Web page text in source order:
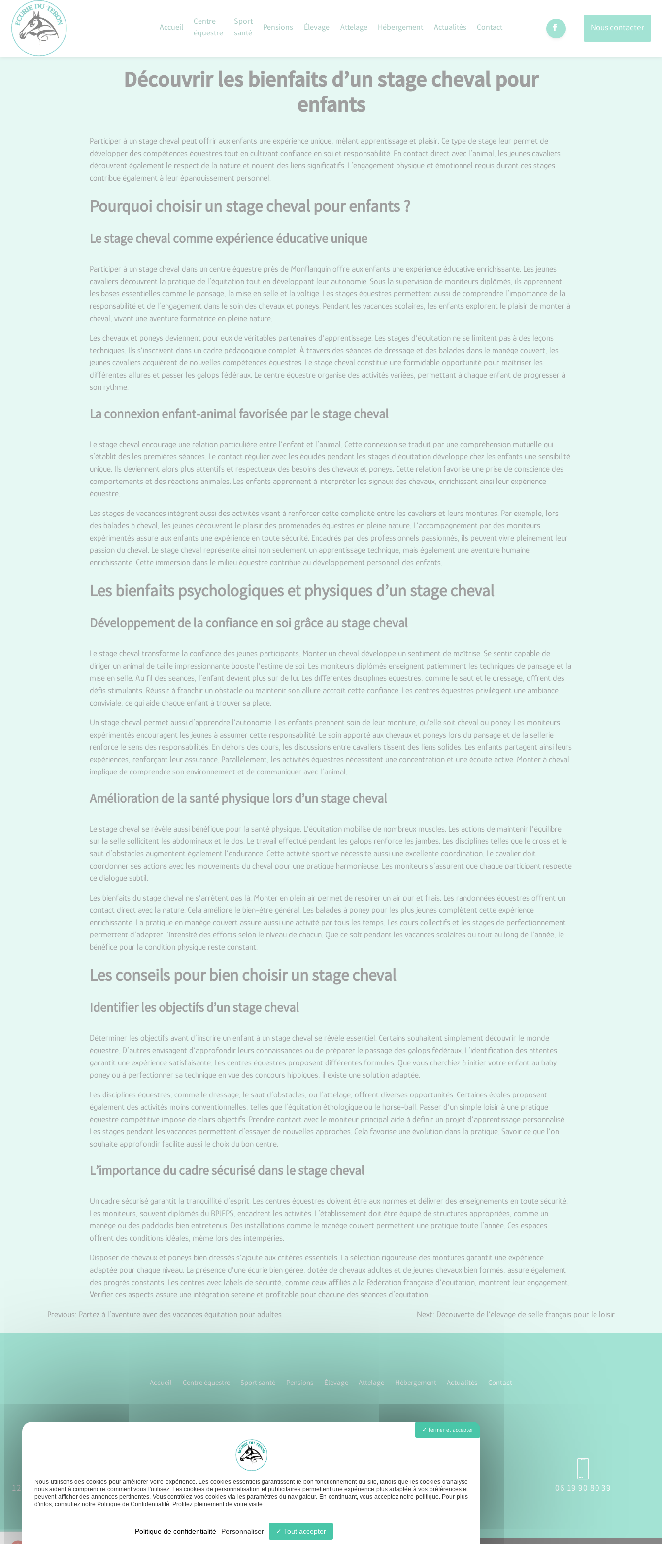
content
Accueil
Centre
équestre
Sport
santé
Pensions Élevage Attelage Hébergement Actualités Contact Nous contacter
Découvrir les bienfaits d’un stage cheval pour
enfants
Participer à un stage cheval peut offrir aux enfants une expérience unique, mêlant apprentissage et plaisir. Ce type de stage leur permet de
développer des compétences équestres tout en cultivant confiance en soi et responsabilité. En contact direct avec l’animal, les jeunes cavaliers
découvrent également le respect de la nature et nouent des liens significatifs. L’engagement physique et émotionnel requis durant ces stages
contribue également à leur épanouissement personnel.
Pourquoi choisir un stage cheval pour enfants ?
Le stage cheval comme expérience éducative unique
Participer à un stage cheval dans uncentre équestre près de Monflanquin offre aux enfants une expérience éducative enrichissante. Les jeunes
cavaliers découvrent la pratique de l’équitation tout en développant leur autonomie. Sous la supervision de moniteurs diplômés, ils apprennent
les bases essentielles comme le pansage, la mise en selle et la voltige. Les stages équestres permettent aussi de comprendre l’importance de la
responsabilité et de l’engagement dans le soin des chevaux et poneys. Pendant les vacances scolaires, les enfants explorent le plaisir de monter à
cheval, vivant une aventure formatrice en pleine nature.
Les chevaux et poneys deviennent pour eux de véritables partenaires d’apprentissage. Les stages d’équitation ne se limitent pas à des leçons
techniques. Ils s’inscrivent dans un cadre pédagogique complet. À travers des séances de dressage et des balades dans le manège couvert, les
jeunes cavaliers acquièrent de nouvelles compétences équestres. Le stage cheval constitue une formidable opportunité pour maîtriser les
différentes allures et passer les galops fédéraux. Le centre équestre organise des activités variées, permettant à chaque enfant de progresser à
son rythme.
La connexion enfant-animal favorisée par le stage cheval
Le stage cheval encourage une relation particulière entre l’enfant et l’animal. Cette connexion se traduit par une compréhension mutuelle qui
s’établit dès les premières séances. Le contact régulier avec les équidés pendant les stages d’équitation développe chez les enfants une sensibilité
unique. Ils deviennent alors plus attentifs et respectueux des besoins des chevaux et poneys. Cette relation favorise une prise de conscience des
comportements et des réactions animales. Les enfants apprennent à interpréter les signaux des chevaux, enrichissant ainsi leur expérience
équestre.
Les stages de vacances intègrent aussi des activités visant à renforcer cette complicité entre les cavaliers et leurs montures. Par exemple, lors
des balades à cheval, les jeunes découvrent le plaisir des promenades équestres en pleine nature. L’accompagnement par des moniteurs
expérimentés assure aux enfants une expérience en toute sécurité. Encadrés par des professionnels passionnés, ils peuvent vivre pleinement leur
passion du cheval. Le stage cheval représente ainsi non seulement un apprentissage technique, mais également une aventure humaine
enrichissante. Cette immersion dans le milieu équestre contribue au développement personnel des enfants.
Les bienfaits psychologiques et physiques d’un stage cheval
Développement de la confiance en soi grâce au stage cheval
Le stage cheval transforme la confiance des jeunes participants. Monter un cheval développe un sentiment de maîtrise. Se sentir capable de
diriger un animal de taille impressionnante booste l’estime de soi. Les moniteurs diplômés enseignent patiemment les techniques de pansage et la
mise en selle. Au fil des séances, l’enfant devient plus sûr de lui. Les différentes disciplines équestres, comme le saut et le dressage, offrent des
défis stimulants. Réussir à franchir un obstacle ou maintenir son allure accroît cette confiance. Les centres équestres privilégient une ambiance
conviviale, ce qui aide chaque enfant à trouver sa place.
Un stage cheval permet aussi d’apprendre l’autonomie. Les enfants prennent soin de leur monture, qu’elle soit cheval ou poney. Les moniteurs
expérimentés encouragent les jeunes à assumer cette responsabilité. Le soin apporté aux chevaux et poneys lors du pansage et de la sellerie
renforce le sens des responsabilités. En dehors des cours, les discussions entre cavaliers tissent des liens solides. Les enfants partagent ainsi leurs
expériences, renforçant leur assurance. Parallèlement, les activités équestres nécessitent une concentration et une écoute active. Monter à cheval
implique de comprendre son environnement et de communiquer avec l’animal.
Amélioration de la santé physique lors d’un stage cheval
Le stage cheval se révèle aussi bénéfique pour la santé physique. L’équitation mobilise de nombreux muscles. Les actions de maintenir l’équilibre
sur la selle sollicitent les abdominaux et le dos. Le travail effectué pendant les galops renforce les jambes. Les disciplines telles que le cross et le
saut d’obstacles augmentent également l’endurance. Cette activité sportive nécessite aussi une excellente coordination. Le cavalier doit
coordonner ses actions avec les mouvements du cheval pour une pratique harmonieuse. Les moniteurs s’assurent que chaque participant respecte
ce dialogue subtil.
Les bienfaits du stage cheval ne s’arrêtent pas là. Monter en plein air permet de respirer un air pur et frais. Les randonnées équestres offrent un
contact direct avec la nature. Cela améliore le bien-être général. Les balades à poney pour les plus jeunes complètent cette expérience
enrichissante. La pratique en manège couvert assure aussi une activité par tous les temps. Les cours collectifs et les stages de perfectionnement
permettent d’adapter l’intensité des efforts selon le niveau de chacun. Que ce soit pendant les vacances scolaires ou tout au long de l’année, le
bénéfice pour la condition physique reste constant.
Les conseils pour bien choisir un stage cheval
Identifier les objectifs d’un stage cheval
Déterminer les objectifs avant d’inscrire un enfant à un stage cheval se révèle essentiel. Certains souhaitent simplement découvrir le monde
équestre. D’autres envisagent d’approfondir leurs connaissances ou de préparer le passage des galops fédéraux. L’identification des attentes
garantit une expérience satisfaisante. Les centres équestres proposent différentes formules. Que vous cherchiez à initier votre enfant au baby
poney ou à perfectionner sa technique en vue des concours hippiques, il existe une solution adaptée.
Les disciplines équestres, comme le dressage, le saut d’obstacles, ou l’attelage, offrent diverses opportunités. Certaines écoles proposent
également des activités moins conventionnelles, telles que l’équitation éthologique ou le horse-ball. Passer d’un simple loisir à une pratique
équestre compétitive impose de clairs objectifs. Prendre contact avec le moniteur principal aide à définir un projet d’apprentissage personnalisé.
Les stages pendant les vacances permettent d’essayer de nouvelles approches. Cela favorise une évolution dans la pratique. Savoir ce que l’on
souhaite approfondir facilite aussi le choix du bon centre.
L’importance du cadre sécurisé dans le stage cheval
Un cadre sécurisé garantit la tranquillité d’esprit. Les centres équestres doivent être aux normes et délivrer des enseignements en toute sécurité.
Les moniteurs, souvent diplômés du BPJEPS, encadrent les activités. L’établissement doit être équipé de structures appropriées, comme un
manège ou des paddocks bien entretenus. Des installations comme le manège couvert permettent une pratique toute l’année. Ces espaces
offrent des conditions idéales, même lors des intempéries.
Disposer de chevaux et poneys bien dressés s’ajoute aux critères essentiels. La sélection rigoureuse des montures garantit une expérience
adaptée pour chaque niveau. La présence d’une écurie bien gérée, dotée de chevaux adultes et de jeunes chevaux bien formés, assure également
des progrès constants. Les centres avec labels de sécurité, comme ceux affiliés à la Fédération française d’équitation, montrent leur engagement.
Vérifier ces aspects assure une intégration sereine et profitable pour chacune des séances d’équitation.
Navigation
Previous: Partez à l’aventure avec des vacances équitation pour adultes Next: Découverte de l’élevage de selle français pour le loisir
Accueil Centre équestre Sport santé Pensions Élevage Attelage Hébergement Actualités Contact
125 chemin du teron, 47300 Pujols
À partir du 1er juillet Lundi - Samedi :
8h30 - 12h30 / 17h - 20h
contact@ecurie-du-teron.fr 06 19 90 80 39
Fermer et accepter
Nous utilisons des cookies pour améliorer votre expérience. Les cookies essentiels garantissent le bon fonctionnement du site, tandis que les cookies d'analyse
nous aident à comprendre comment vous l'utilisez. Les cookies de personnalisation et publicitaires permettent une expérience plus adaptée à vos préférences et
peuvent afficher des annonces pertinentes. Vous contrôlez vos cookies via les paramètres du navigateur. En continuant, vous acceptez notre politique. Pour plus
d'infos, consultez notre Politique de Confidentialité. Profitez pleinement de votre visite !
Tout accepter
Personnaliser
Politique de confidentialité